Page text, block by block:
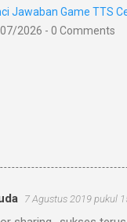
Jawaban Game TTS
2026 - 0 Comments
7 Agustus 2019 pukul